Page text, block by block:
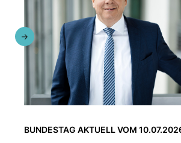
BUNDESTAG AKTUELL VOM